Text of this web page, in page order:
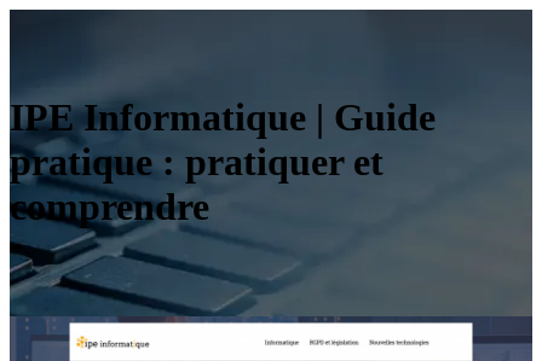
IPE Informatique | Guide
pratique : pratiquer et
comprendre